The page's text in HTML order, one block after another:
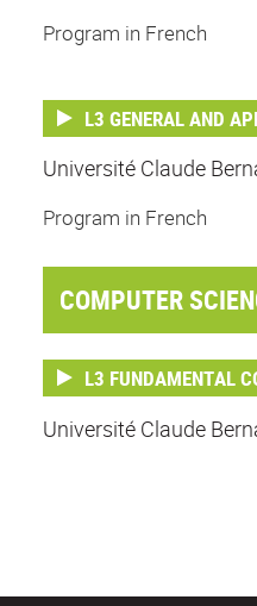
Program in French
L3 GENERAL AND
Université Claude
Program in French
COMPUTER
L3 FUNDAMENTAL
Université Claude